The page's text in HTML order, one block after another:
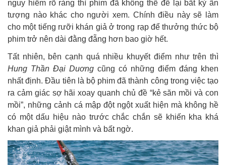
nguy hiểm rõ ràng thì phim đã không thể để lại bất kỳ ấn
tượng nào khác cho người xem. Chính điều này sẽ làm
cho một tiếng rưỡi khán giả ở trong rạp để thưởng thức bộ
phim trở nên dài đằng đẵng hơn bao giờ hết.
Tất nhiên, bên cạnh quá nhiều khuyết điểm như trên thì
Hung Thần Đại Duơng cũng có những điểm đáng khen
nhất định. Đầu tiên là bộ phim đã thành công trong việc tạo
ra cảm giác sợ hãi xoay quanh chủ đề “kẻ săn mồi và con
mồi”, những cảnh cá mập đột ngột xuất hiện mà không hề
có một dấu hiệu nào trước chắc chắn sẽ khiến kha khá
khan giả phải giật mình và bất ngờ.